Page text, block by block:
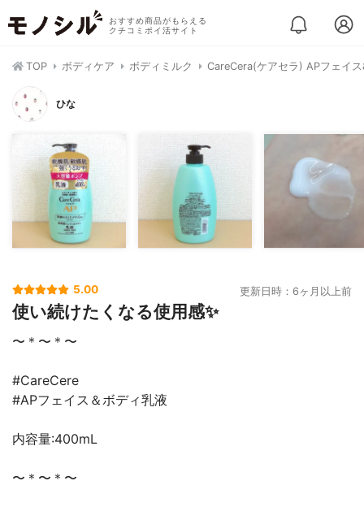
おすすめ商品がもらえる
クチコミポイ活サイト
TOP ボディケア ボディミルク CareCera(ケアセラ) APフェイ
ひな
5.00 更新日時：6ヶ月以上前
使い続けたくなる使用感✨
〜＊〜＊〜⁡
⁡#CareCere
#APフェイス＆ボディ乳液
内容量:400mL
〜＊〜＊〜⁡